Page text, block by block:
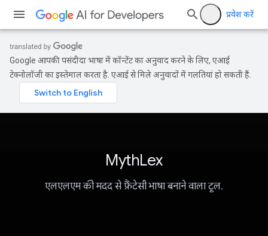
प्रवेश करें
Google आपकी पसंदीदा भाषा में कॉन्टेंट का अनुवाद करने के लिए, एआई
टेक्नोलॉजी का इस्तेमाल करता है. एआई से मिले अनुवादों में गलतियां हो सकती हैं.
MythLex
एलएलएम की मदद से फ़ैंटेसी भाषा बनाने वाला टूल.